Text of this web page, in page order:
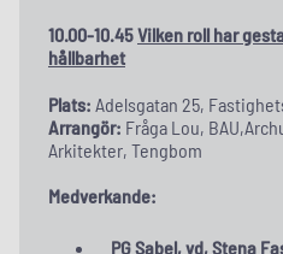
10.00-10.45Vilken roll har
hållbarhet
Plats: Adelsgatan 25,
Arrangör: Fråga Lou,
Arkitekter, Tengbom
Medverkande:
PG Sabel, vd, Stena